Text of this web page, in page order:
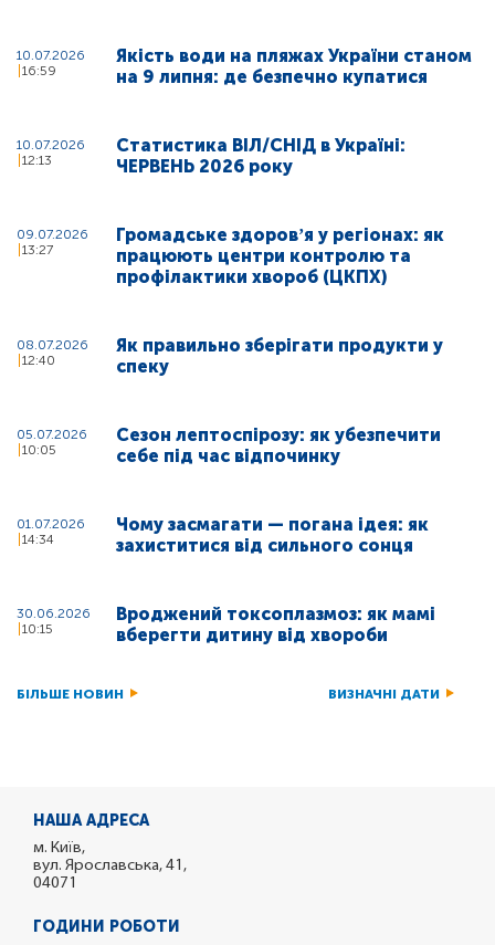
10.07.2026
16:59
Якість води на пляжах України станом
на 9 липня: де безпечно купатися
10.07.2026
12:13
Статистика ВІЛ/СНІД в Україні:
ЧЕРВЕНЬ 2026 року
09.07.2026
13:27
Громадське здоровʼя у регіонах: як
працюють центри контролю та
профілактики хвороб (ЦКПХ)
08.07.2026
12:40
Як правильно зберігати продукти у
спеку
05.07.2026
10:05
Сезон лептоспірозу: як убезпечити
себе під час відпочинку
01.07.2026
14:34
Чому засмагати — погана ідея: як
захиститися від сильного сонця
30.06.2026
10:15
Вроджений токсоплазмоз: як мамі
вберегти дитину від хвороби
БІЛЬШЕ НОВИН ВИЗНАЧНІ ДАТИ
НАША АДРЕСА
м. Київ,
вул. Ярославська, 41,
04071
ГОДИНИ РОБОТИ